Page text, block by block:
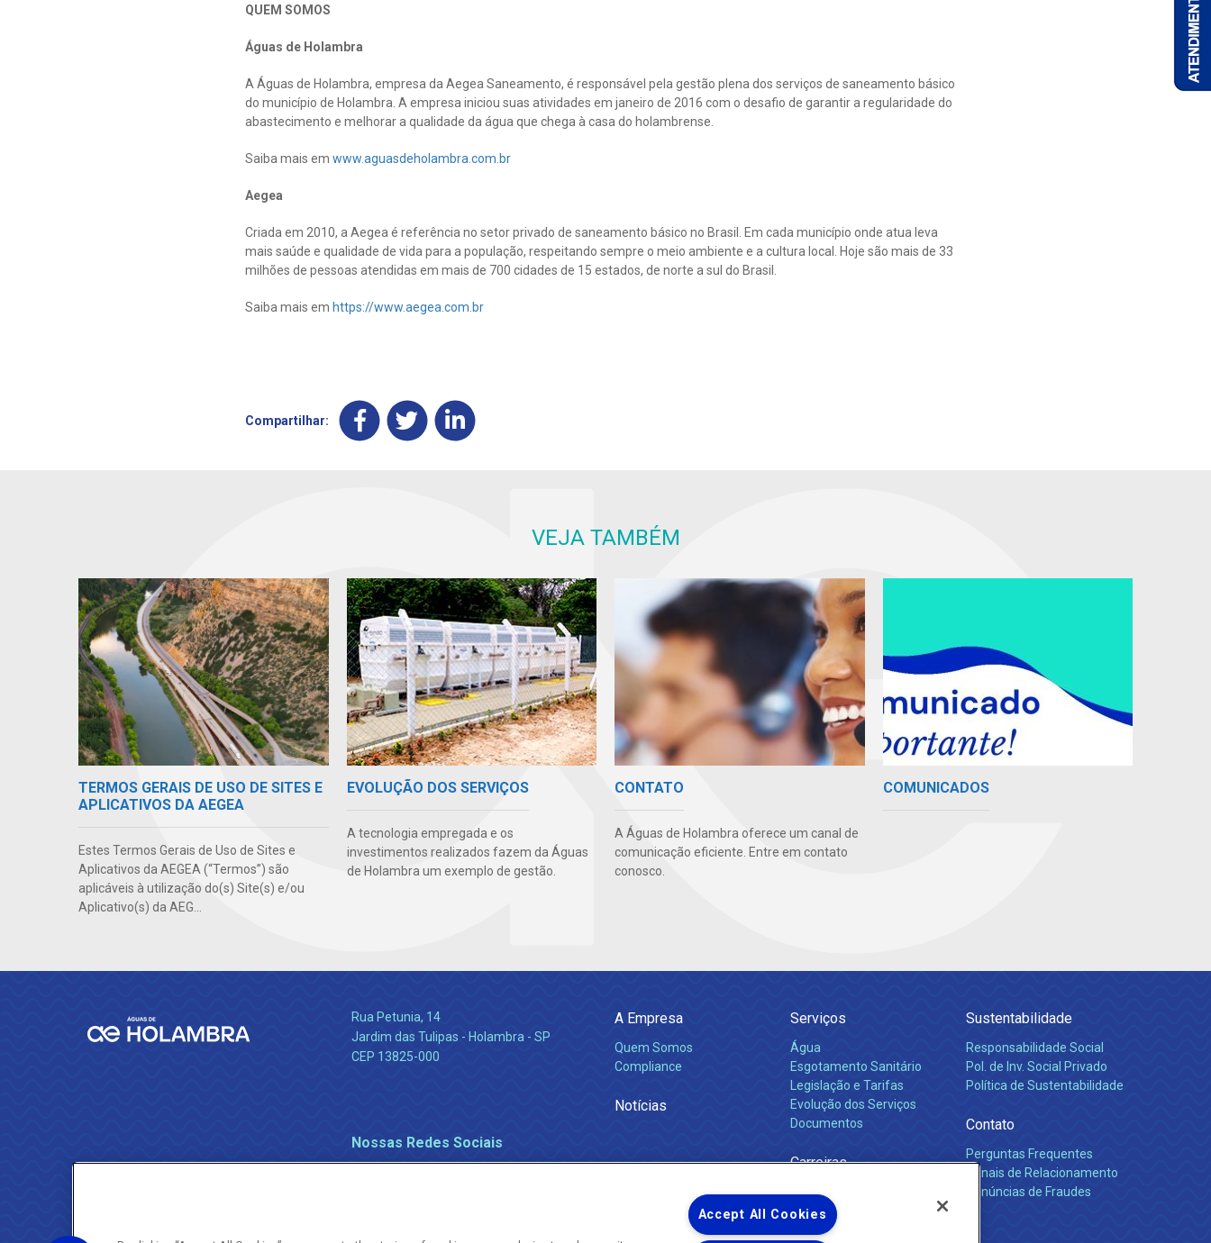
QUEM SOMOS
Águas de Holambra
A Águas de Holambra, empresa da Aegea Saneamento, é responsável pela gestão plena dos serviços de saneamento básico
do município de Holambra. A empresa iniciou suas atividades em janeiro de 2016 com o desafio de garantir a regularidade do
abastecimento e melhorar a qualidade da água que chega à casa do holambrense.
Saiba mais em www.aguasdeholambra.com.br
Aegea
Criada em 2010, a Aegea é referência no setor privado de saneamento básico no Brasil. Em cada município onde atua leva
mais saúde e qualidade de vida para a população, respeitando sempre o meio ambiente e a cultura local. Hoje são mais de 33
milhões de pessoas atendidas em mais de 700 cidades de 15 estados, de norte a sul do Brasil.
Saiba mais em https://www.aegea.com.br
Compartilhar:
VEJA TAMBÉM
TERMOS GERAIS DE USO DE SITES E
APLICATIVOS DA AEGEA
Estes Termos Gerais de Uso de Sites e
Aplicativos da AEGEA (“Termos”) são
aplicáveis à utilização do(s) Site(s) e/ou
Aplicativo(s) da AEG...
EVOLUÇÃO DOS SERVIÇOS
A tecnologia empregada e os
investimentos realizados fazem da Águas
de Holambra um exemplo de gestão.
CONTATO
A Águas de Holambra oferece um canal de
comunicação eficiente. Entre em contato
conosco.
COMUNICADOS
Rua Petunia, 14
Jardim das Tulipas - Holambra - SP
CEP 13825-000
Nossas Redes Sociais
A Empresa
Quem Somos
Compliance
Notícias
Serviços
Água
Esgotamento Sanitário
Legislação e Tarifas
Evolução dos Serviços
Documentos
Carreiras
Sustentabilidade
Responsabilidade Social
Pol. de Inv. Social Privado
Política de Sustentabilidade
Contato
Perguntas Frequentes
Canais de Relacionamento
Denúncias de Fraudes
Accept All Cookies